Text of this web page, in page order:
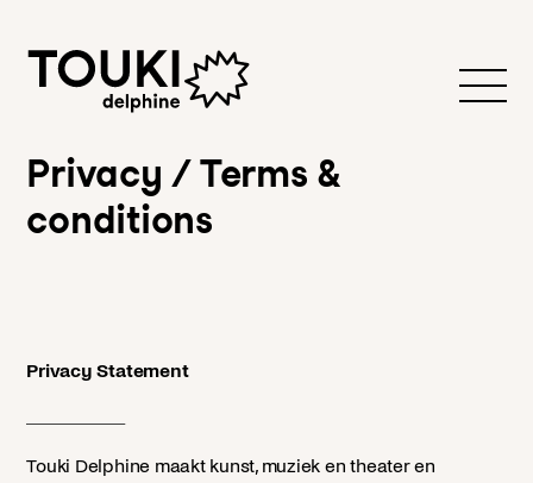
Privacy / Terms &
conditions
Privacy Statement
Touki Delphine maakt kunst, muziek en theater en